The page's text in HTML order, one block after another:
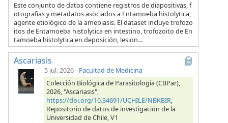
Este conjunto de datos contiene registros de diapositivas, f
otografías y metadatos asociados a Entamoeba histolytica,
agente etiológico de la amebiasis. El dataset incluye trofozo
itos de Entamoeba histolytica en intestino, trofozoito de En
tamoeba histolytica en deposición, lesion...
Ascariasis
5 jul. 2026- Facultad de Medicina
Colección Biológica de Parasitología (CBPar),
2026, "Ascariasis",
https://doi.org/10.34691/UCHILE/NBKBIR,
Repositorio de datos de investigación de la
Universidad de Chile, V1